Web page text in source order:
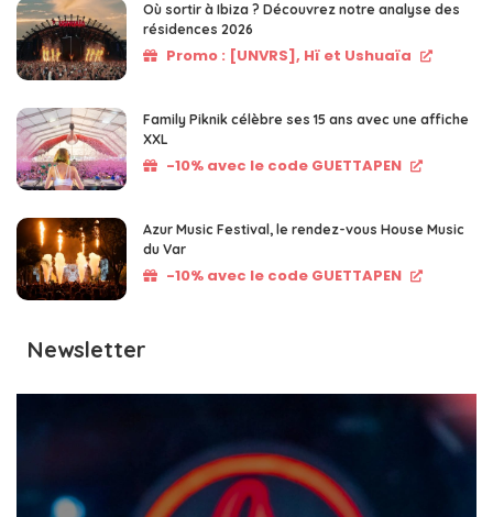
Où sortir à Ibiza ? Découvrez notre analyse des
résidences 2026
Promo : [UNVRS], Hï et Ushuaïa
Family Piknik célèbre ses 15 ans avec une affiche
XXL
-10% avec le code GUETTAPEN
Azur Music Festival, le rendez-vous House Music
du Var
-10% avec le code GUETTAPEN
Newsletter